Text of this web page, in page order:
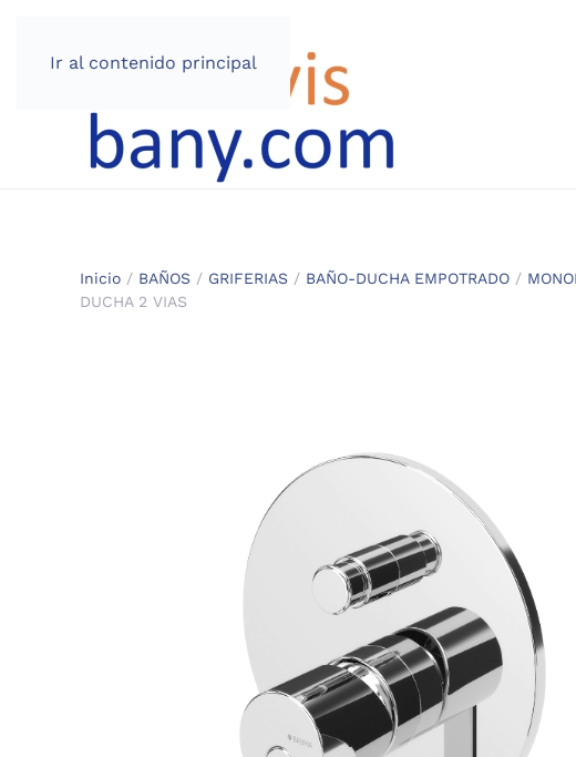
Ir al contenido principal
Inicio / BAÑOS / GRIFERIAS / BAÑO-DUCHA EMPOTRADO /
DUCHA 2 VIAS